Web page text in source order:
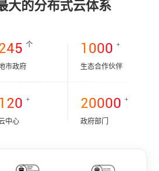
大的分布式云体系
个
市政府
1000 +
生态合作伙伴
120 +
中心
20000 +
政府部门